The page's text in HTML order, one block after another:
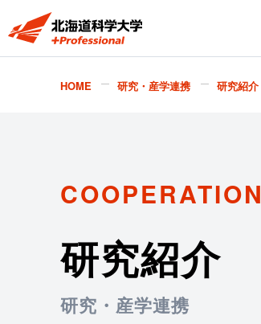
HOME 研究・産学連携 研究紹介
COOPERATION
研究紹介
研究・産学連携